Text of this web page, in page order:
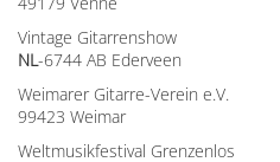
Vintage Gitarrenshow
NL-6744 AB Ederveen
Weimarer Gitarre-Verein e.V.
99423 Weimar
Weltmusikfestival Grenzenlos